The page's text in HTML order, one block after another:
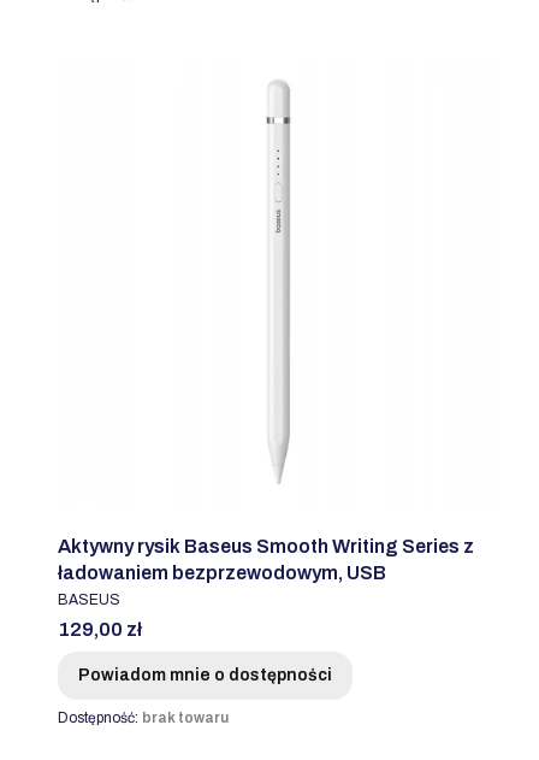
Aktywny rysik Baseus Smooth Writing Series z
ładowaniem bezprzewodowym, USB
PRODUCENT
BASEUS
Cena
129,00 zł
Powiadom mnie o dostępności
Dostępność: brak towaru